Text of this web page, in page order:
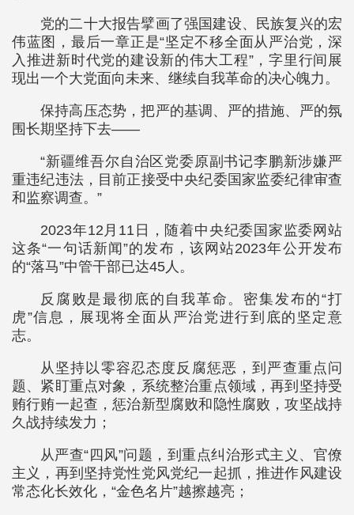
党的二十大报告擘画了强国建设、民族复兴的宏
伟蓝图，最后一章正是“坚定不移全面从严治党，深
入推进新时代党的建设新的伟大工程”，字里行间展
现出一个大党面向未来、继续自我革命的决心魄力。
保持高压态势，把严的基调、严的措施、严的氛
围长期坚持下去——
“新疆维吾尔自治区党委原副书记李鹏新涉嫌严
重违纪违法，目前正接受中央纪委国家监委纪律审查
和监察调查。”
2023年12月11日，随着中央纪委国家监委网站
这条“一句话新闻”的发布，该网站2023年公开发布
的“落马”中管干部已达45人。
反腐败是最彻底的自我革命。密集发布的“打
虎”信息，展现将全面从严治党进行到底的坚定意
志。
从坚持以零容忍态度反腐惩恶，到严查重点问
题、紧盯重点对象，系统整治重点领域，再到坚持受
贿行贿一起查，惩治新型腐败和隐性腐败，攻坚战持
久战持续发力；
从严查“四风”问题，到重点纠治形式主义、官僚
主义，再到坚持党性党风党纪一起抓，推进作风建设
常态化长效化，“金色名片”越擦越亮；